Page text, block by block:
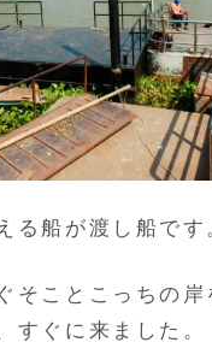
る船が渡し船です
そことこっちの岸
すぐに来ました。